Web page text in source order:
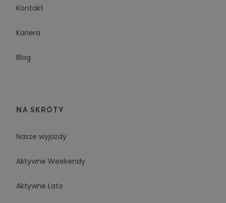
Kontakt
Kariera
Blog
NA SKRÓTY
Nasze wyjazdy
Aktywne Weekendy
Aktywne Lato